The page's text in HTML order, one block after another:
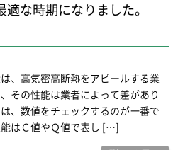
な時期になりました。
、高気密高断熱をアピールする業
その性能は業者によって差があり
、数値をチェックするのが一番で
はＣ値やＱ値で表し […]